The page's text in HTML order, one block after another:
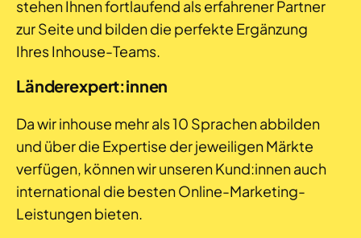
stehen Ihnen fortlaufend als erfahrener Partner
zur Seite und bilden die perfekte Ergänzung
Ihres Inhouse-Teams.
Länderexpert:innen
Da wir inhouse mehr als 10 Sprachen abbilden
und über die Expertise der jeweiligen Märkte
verfügen, können wir unseren Kund:innen auch
international die besten Online-Marketing-
Leistungen bieten.